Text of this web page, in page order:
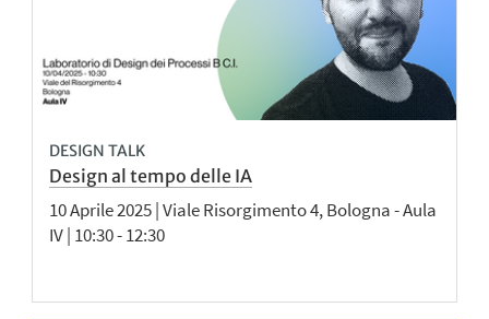
DESIGN TALK
Design al tempo delle IA
10 Aprile 2025 | Viale Risorgimento 4, Bologna - Aula
IV | 10:30 - 12:30